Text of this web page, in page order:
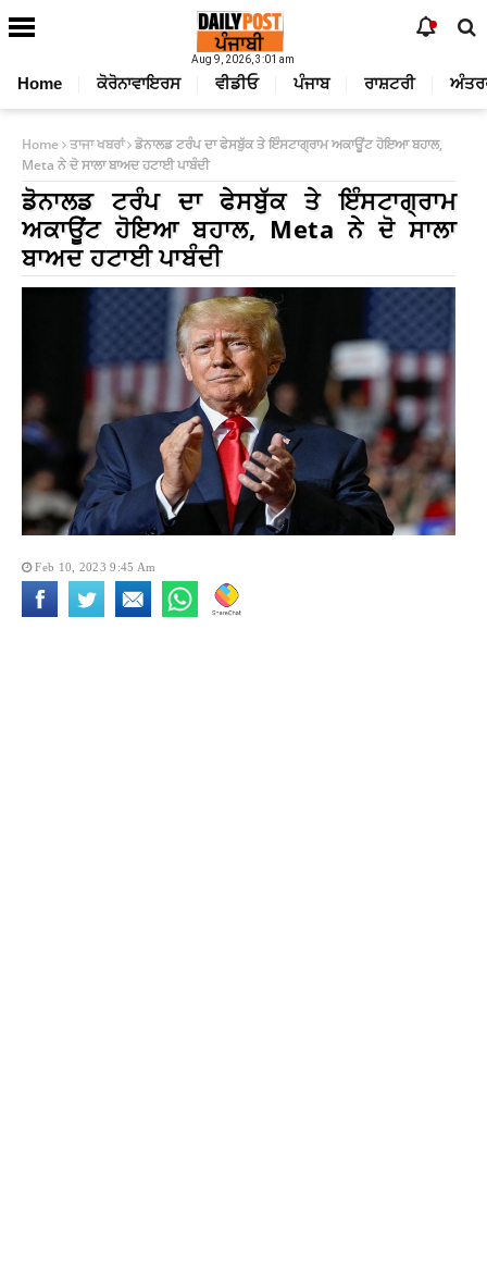
Aug 9, 2026, 3:01 am
Home ਕੋਰੋਨਾਵਾਇਰਸ ਵੀਡੀਓ ਪੰਜਾਬ ਰਾਸ਼ਟਰੀ
Home ਤਾਜਾ ਖਬਰਾਂ ਡੋਨਾਲਡ ਟਰੰਪ ਦਾ ਫੇਸਬੁੱਕ ਤੇ ਇੰਸਟਾਗ੍ਰਾਮ ਅਕਾਊਂਟ ਹੋਇਆ ਬਹਾਲ,
Meta ਨੇ ਦੋ ਸਾਲਾ ਬਾਅਦ ਹਟਾਈ ਪਾਬੰਦੀ
ਡੋਨਾਲਡ ਟਰੰਪ ਦਾ ਫੇਸਬੁੱਕ ਤੇ ਇੰਸਟਾਗ੍ਰਾਮ
ਅਕਾਊਂਟ ਹੋਇਆ ਬਹਾਲ, Meta ਨੇ ਦੋ ਸਾਲਾ
ਬਾਅਦ ਹਟਾਈ ਪਾਬੰਦੀ
Feb 10, 2023 9:45 Am